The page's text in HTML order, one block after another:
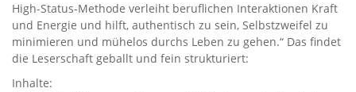
High-Status-Methode verleiht beruflichen Interaktionen Kraft
und Energie und hilft, authentisch zu sein, Selbstzweifel zu
minimieren und mühelos durchs Leben zu gehen.“ Das findet
die Leserschaft geballt und fein strukturiert:
Inhalte: